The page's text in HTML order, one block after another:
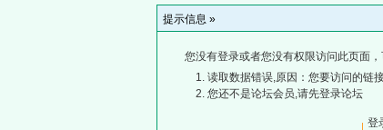
提示信息 »
您没有登录或者您没有权限访问此页面
读取数据错误,原因：您要访问的链
您还不是论坛会员,请先登录论坛
登